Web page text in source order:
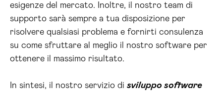
esigenze del mercato. Inoltre, il nostro team di
supporto sarà sempre a tua disposizione per
risolvere qualsiasi problema e fornirti consulenza
su come sfruttare al meglio il nostro software per
ottenere il massimo risultato.
In sintesi, il nostro servizio di sviluppo software